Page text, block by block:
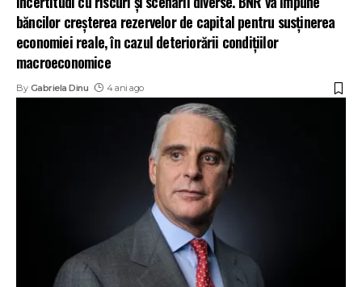
băncilor creșterea rezervelor de capital pentru susținerea
economiei reale, în cazul deteriorării condițiilor
macroeconomice
By Gabriela Dinu 4 ani ago